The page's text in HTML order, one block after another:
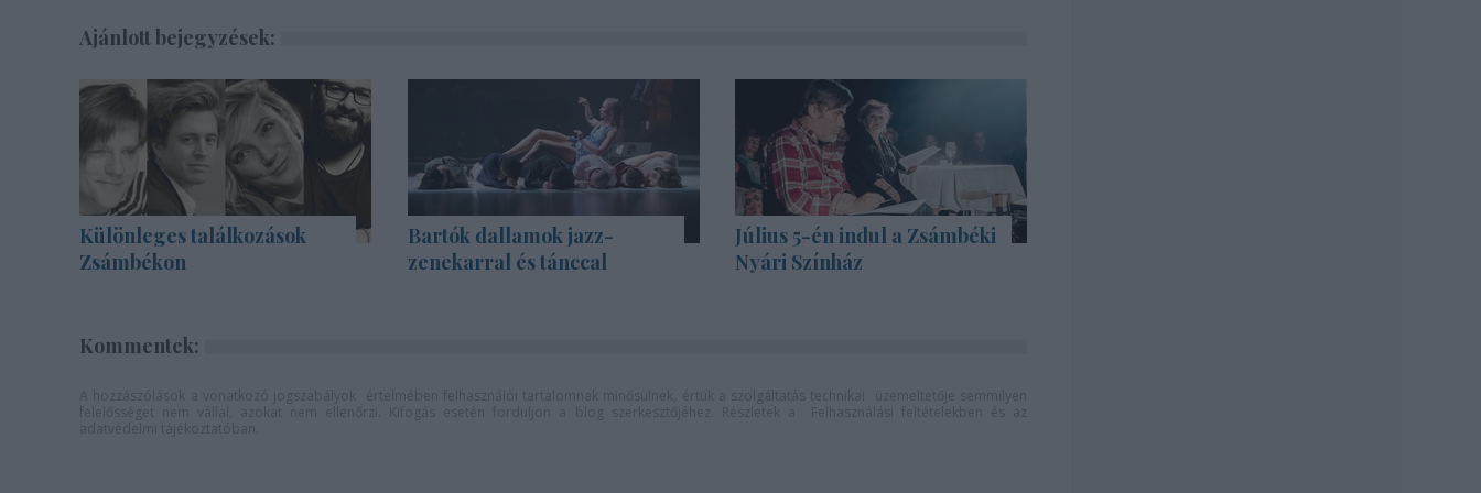
Ajánlott bejegyzések:
Különleges találkozások
Zsámbékon
Bartók dallamok jazz-
zenekarral és tánccal
Július 5-én indul a Zsámbéki
Nyári Színház
Kommentek: